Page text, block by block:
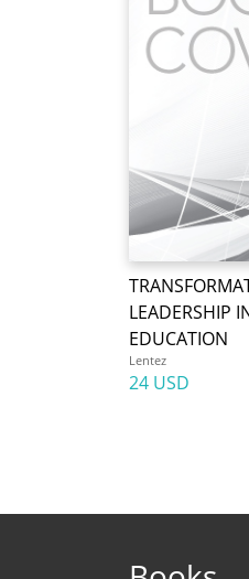
LEADERSHIP
EDUCATION
Lentez
24 USD